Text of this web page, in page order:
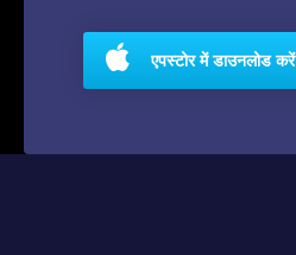
एपस्टोर में डाउनलोड करें